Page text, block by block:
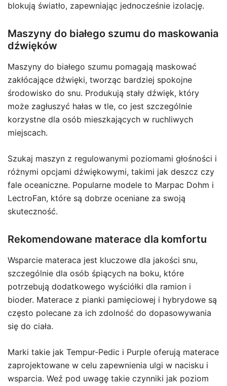
blokują światło, zapewniając jednocześnie izolację.
Maszyny do białego szumu do maskowania
dźwięków
Maszyny do białego szumu pomagają maskować
zakłócające dźwięki, tworząc bardziej spokojne
środowisko do snu. Produkują stały dźwięk, który
może zagłuszyć hałas w tle, co jest szczególnie
korzystne dla osób mieszkających w ruchliwych
miejscach.
Szukaj maszyn z regulowanymi poziomami głośności i
różnymi opcjami dźwiękowymi, takimi jak deszcz czy
fale oceaniczne. Popularne modele to Marpac Dohm i
LectroFan, które są dobrze oceniane za swoją
skuteczność.
Rekomendowane materace dla komfortu
Wsparcie materaca jest kluczowe dla jakości snu,
szczególnie dla osób śpiących na boku, które
potrzebują dodatkowego wyściółki dla ramion i
bioder. Materace z pianki pamięciowej i hybrydowe są
często polecane za ich zdolność do dopasowywania
się do ciała.
Marki takie jak Tempur-Pedic i Purple oferują materace
zaprojektowane w celu zapewnienia ulgi w nacisku i
wsparcia. Weź pod uwagę takie czynniki jak poziom